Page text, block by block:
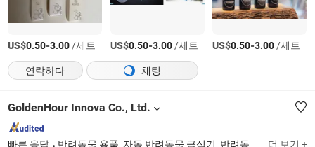
US$0.50-3.00/세트 US$0.50-3.00/세트 US$0.50-3.00/세트
연락하다
채팅
GoldenHour Innova Co., Ltd.
빠른 응답 반려동물 용품, 자동 반려동물 급식기, 반려동물 물 디스펜서, 반려동물 장난감, 강아지 훈련 패드, 반려동물 목걸이, 반려동물 캐리어, 자동 청소 고양이 화장실, 반려동물 훈련기, 반려동물 공기 청정기 더 보기 +